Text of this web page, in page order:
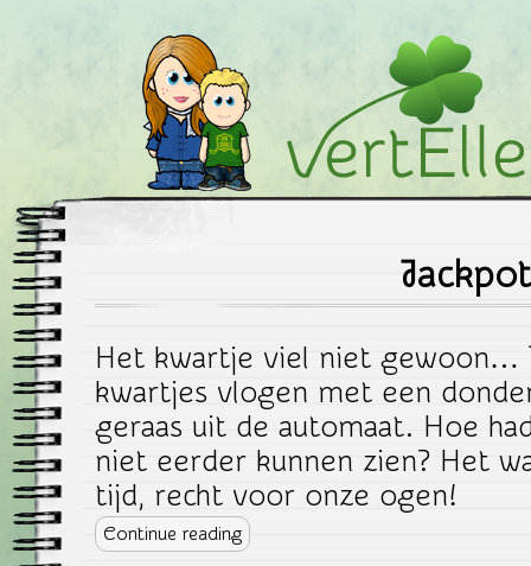
vertEllen.nu
Het kwartje viel niet gewoon…
kwartjes vlogen met een
geraas uit de automaat. Hoe
niet eerder kunnen zien? Het
tijd, recht voor onze ogen!
Continue reading